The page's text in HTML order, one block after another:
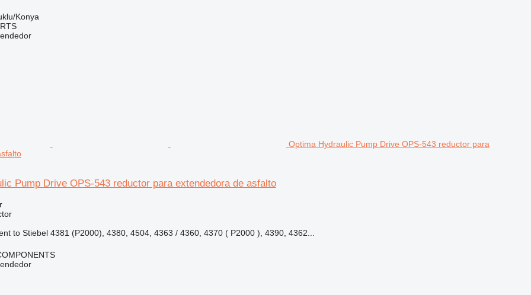
Konya
Optima Hydraulic Pump Drive OPS-543 reductor para
Pump Drive OPS-543 reductor para extendedora de asfalto
to Stiebel 4381 (P2000), 4380, 4504, 4363 / 4360, 4370 ( P2000 ), 4390, 4362...